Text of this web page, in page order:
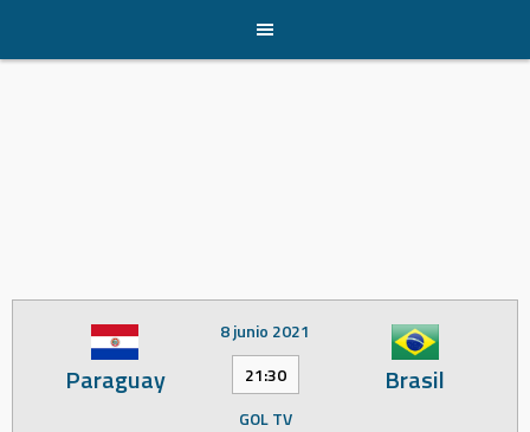
content
Paraguay Brasil
8 junio 2021
21:30
GOL TV